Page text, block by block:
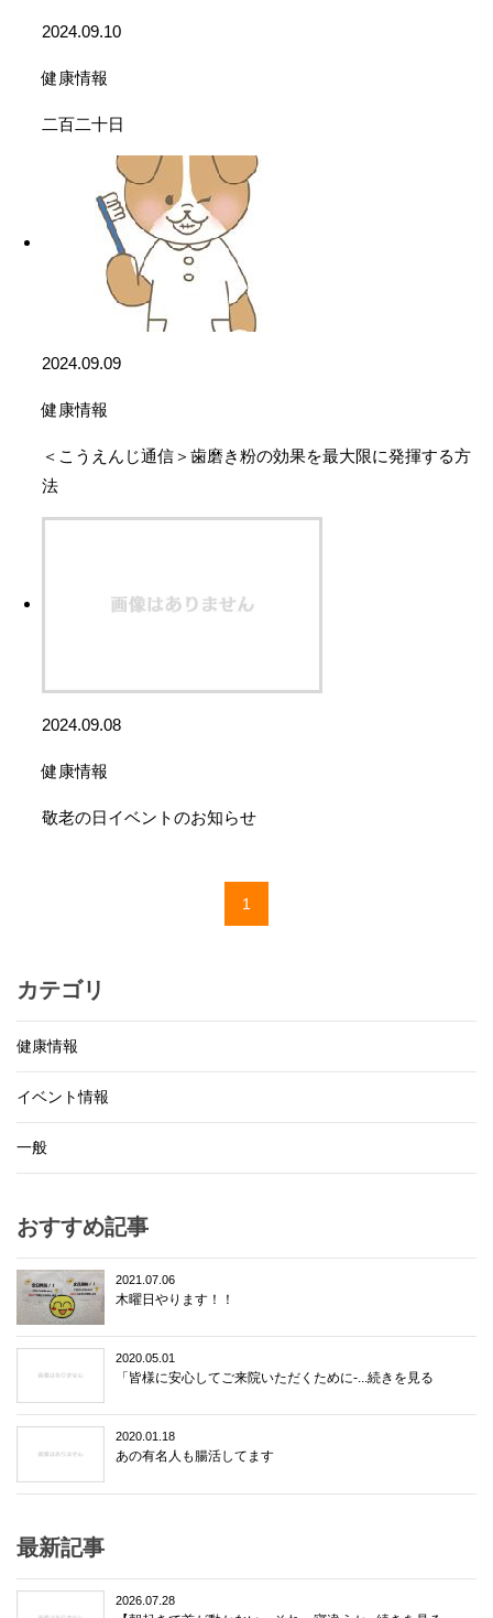
2024.09.10
健康情報
二百二十日
2024.09.09
健康情報
＜こうえんじ通信＞歯磨き粉の効果を最大限に発揮する方
法
2024.09.08
健康情報
敬老の日イベントのお知らせ
1
カテゴリ
健康情報
イベント情報
一般
おすすめ記事
2021.07.06
木曜日やります！！
2020.05.01
「皆様に安心してご来院いただくために-...続きを見る
2020.01.18
あの有名人も腸活してます
最新記事
2026.07.28